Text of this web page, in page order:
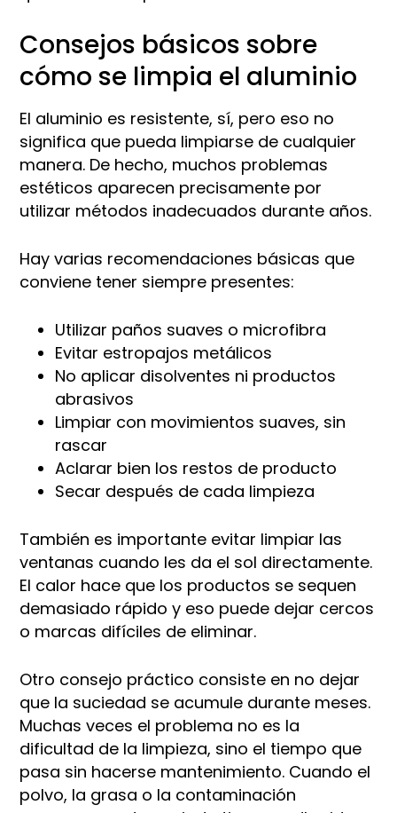
Consejos básicos sobre
cómo se limpia el aluminio
El aluminio es resistente, sí, pero eso no
significa que pueda limpiarse de cualquier
manera. De hecho, muchos problemas
estéticos aparecen precisamente por
utilizar métodos inadecuados durante años.
Hay varias recomendaciones básicas que
conviene tener siempre presentes:
Utilizar paños suaves o microfibra
Evitar estropajos metálicos
No aplicar disolventes ni productos
abrasivos
Limpiar con movimientos suaves, sin
rascar
Aclarar bien los restos de producto
Secar después de cada limpieza
También es importante evitar limpiar las
ventanas cuando les da el sol directamente.
El calor hace que los productos se sequen
demasiado rápido y eso puede dejar cercos
o marcas difíciles de eliminar.
Otro consejo práctico consiste en no dejar
que la suciedad se acumule durante meses.
Muchas veces el problema no es la
dificultad de la limpieza, sino el tiempo que
pasa sin hacerse mantenimiento. Cuando el
polvo, la grasa o la contaminación